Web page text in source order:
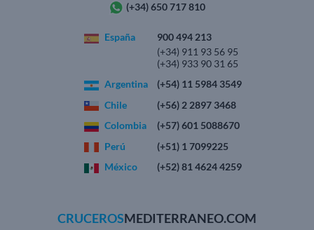
(+34) 650 717 810
España
900 494 213
(+34) 911 93 56 95
(+34) 933 90 31 65
Argentina
(+54) 11 5984 3549
Chile
(+56) 2 2897 3468
Colombia
(+57) 601 5088670
Perú
(+51) 1 7099225
México
(+52) 81 4624 4259
CRUCEROSMEDITERRANEO.COM